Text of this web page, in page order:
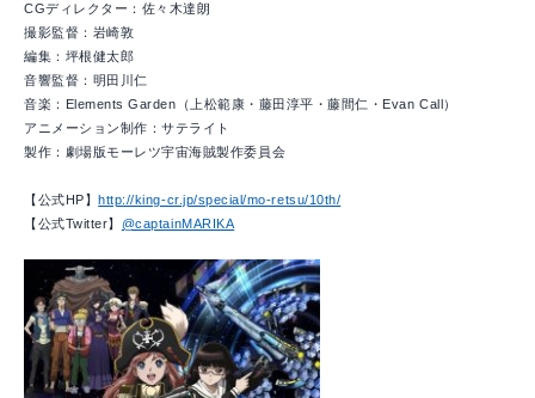
CGディレクター：佐々木達朗
撮影監督：岩崎敦
編集：坪根健太郎
音響監督：明田川仁
音楽：Elements Garden（上松範康・藤田淳平・藤間仁・Evan Call）
アニメーション制作：サテライト
製作：劇場版モーレツ宇宙海賊製作委員会
【公式HP】http://king-cr.jp/special/mo-retsu/10th/
【公式Twitter】 @captainMARIKA